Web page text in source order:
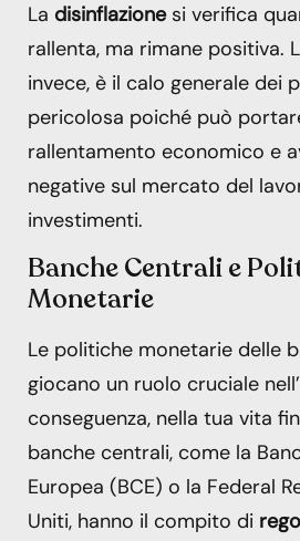
La disinflazionesi verifica
rallenta, ma rimane positiva.
invece, è il calo generale dei
pericolosa poiché può
rallentamento economico e
negative sul mercato del
investimenti.
Banche Centrali e
Monetarie
Le politiche monetarie delle
giocano un ruolo cruciale
conseguenza, nella tua vita
banche centrali, come la
Europea (BCE) o la Federal
Uniti, hanno il compito di